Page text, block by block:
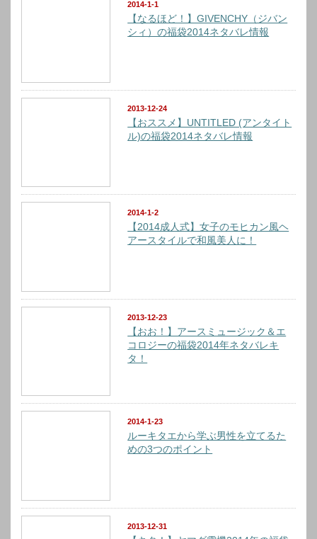
2014-1-1
【なるほど！】GIVENCHY（ジバン
シィ）の福袋2014ネタバレ情報
2013-12-24
【おススメ】UNTITLED (アンタイト
ル)の福袋2014ネタバレ情報
2014-1-2
【2014成人式】女子のモヒカン風ヘ
アースタイルで和風美人に！
2013-12-23
【おお！】アースミュージック＆エ
コロジーの福袋2014年ネタバレキ
タ！
2014-1-23
ルーキタエから学ぶ男性を立てるた
めの3つのポイント
2013-12-31